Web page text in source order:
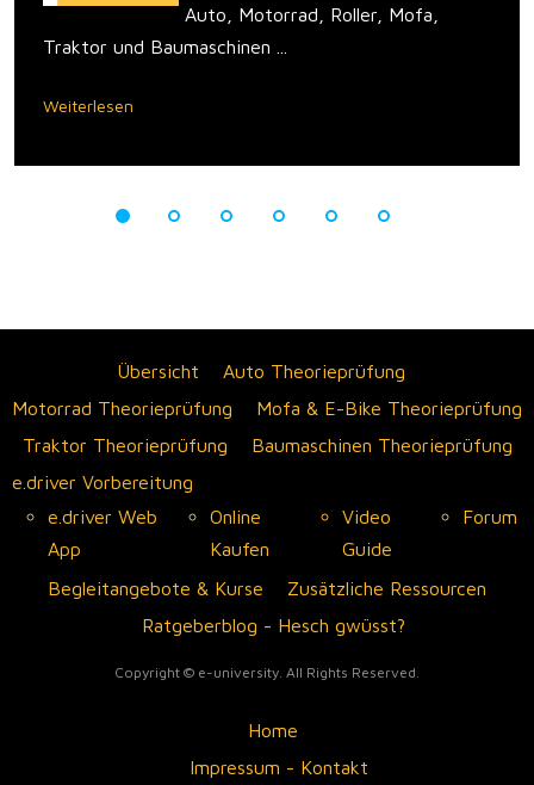
Auto, Motorrad, Roller, Mofa,
Traktor und Baumaschinen ...
Weiterlesen
Übersicht
Auto Theorieprüfung
Motorrad Theorieprüfung
Mofa & E-Bike Theorieprüfung
Traktor Theorieprüfung
Baumaschinen Theorieprüfung
e.driver Vorbereitung
e.driver Web
App
Online
Kaufen
Video
Guide
Forum
Begleitangebote & Kurse
Zusätzliche Ressourcen
Ratgeberblog - Hesch gwüsst?
Copyright © e-university. All Rights Reserved.
Home
Impressum - Kontakt